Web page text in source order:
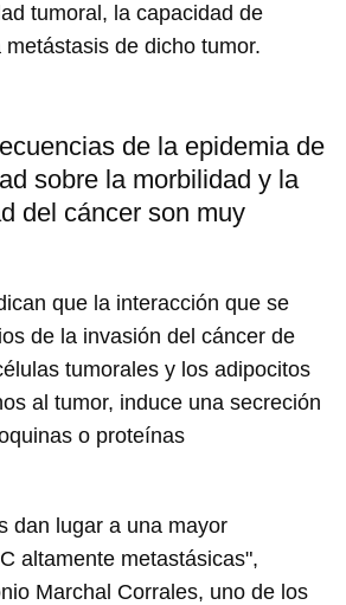
tumoral, la capacidad de
de dicho tumor.
de la epidemia de
sobre la morbilidad y la
del cáncer son muy
que la interacción que se
de la invasión del cáncer de
tumorales y los adipocitos
al tumor, induce una secreción
o proteínas
dan lugar a una mayor
altamente metastásicas",
Marchal Corrales, uno de los